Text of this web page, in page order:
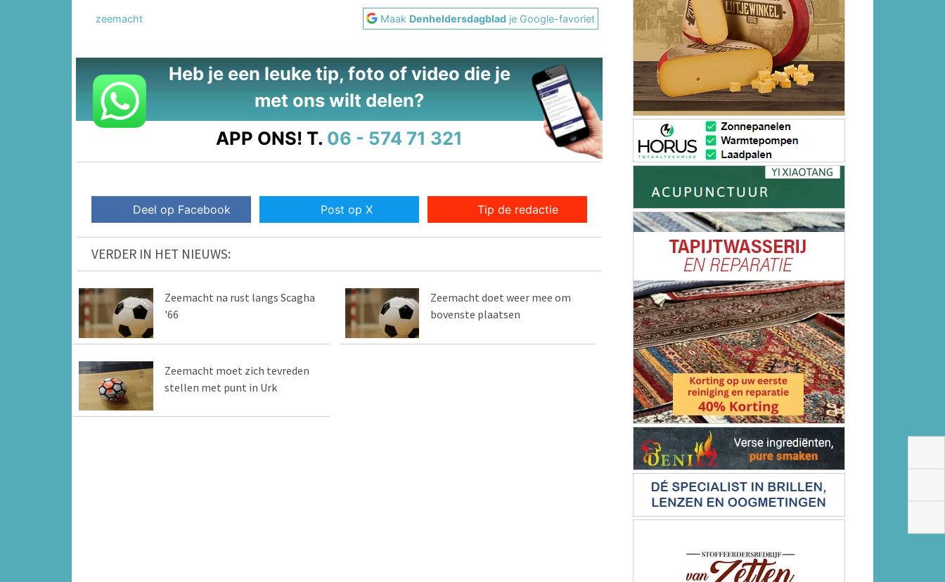
zeemacht Maak Denheldersdagblad je Google-favoriet
Heb je een leuke tip, foto of video die je
met ons wilt delen?
APP ONS! T. 06 - 574 71 321
Deel op Facebook Post op X Tip de redactie
VERDER IN HET NIEUWS:
Zeemacht na rust langs Scagha
'66
Zeemacht doet weer mee om
bovenste plaatsen
Zeemacht moet zich tevreden
stellen met punt in Urk